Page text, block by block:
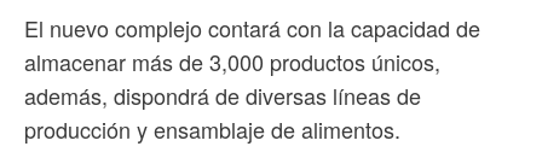
El nuevo complejo contará con la capacidad de
almacenar más de 3,000 productos únicos,
además, dispondrá de diversas líneas de
producción y ensamblaje de alimentos.